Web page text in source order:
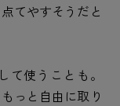
てやすそうだと
て使うことも。
っと自由に取り